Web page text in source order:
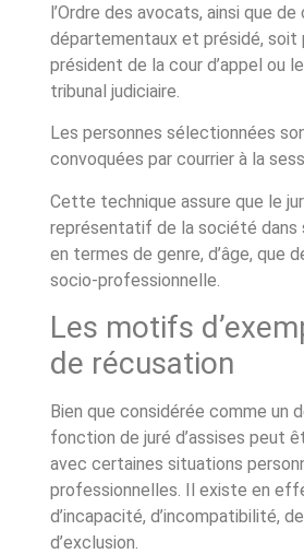
l’Ordre des avocats, ainsi que
départementaux et présidé, soit
président de la cour d’appel ou
tribunal judiciaire.
Les personnes sélectionnées
convoquées par courrier à la
Cette technique assure que le
représentatif de la société dans
en termes de genre, d’âge, que
socio-professionnelle.
Les motifs
de récusation
Bien que considérée comme un
fonction de juré d’assises peut
avec certaines situations
professionnelles. Il existe en
d’incapacité, d’incompatibilité,
d’exclusion.